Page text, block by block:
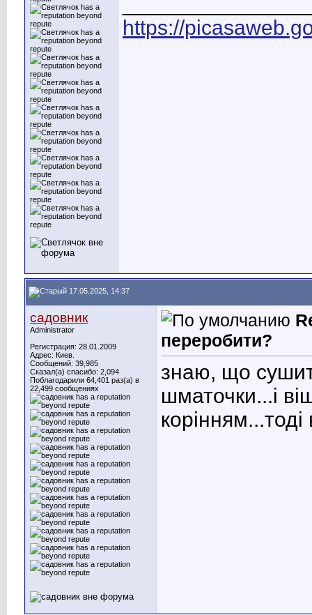
https://
17.05.2025, 14:37
садовник
Administrator
Регистрация: 28.01.2009
Адрес: Киев.
Сообщений: 39,985
Сказал(а) спасибо: 2,094
Поблагодарили 64,401 раз(а) в
22,499 сообщениях
переробити?
знаю, що
шматочки...і